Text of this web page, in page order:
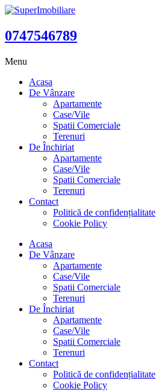
0747546789
Menu
Acasa
De Vânzare
Apartamente
Case/Vile
Spatii Comerciale
Terenuri
De Închiriat
Apartamente
Case/Vile
Spatii Comerciale
Terenuri
Contact
Politică de confidențialitate
Cookie Policy
Acasa
De Vânzare
Apartamente
Case/Vile
Spatii Comerciale
Terenuri
De Închiriat
Apartamente
Case/Vile
Spatii Comerciale
Terenuri
Contact
Politică de confidențialitate
Cookie Policy